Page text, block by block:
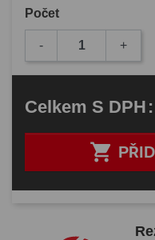
Počet
- +

Celkem S DPH: